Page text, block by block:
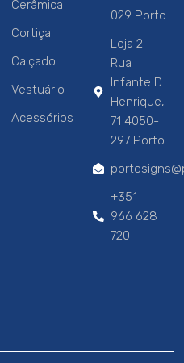
Cerâmica
Cortiça
Calçado
Vestuário
Acessórios
029 Porto
Loja 2:
Rua
Infante D.
Henrique,
71 4050-
297 Porto
+351
966 628
720